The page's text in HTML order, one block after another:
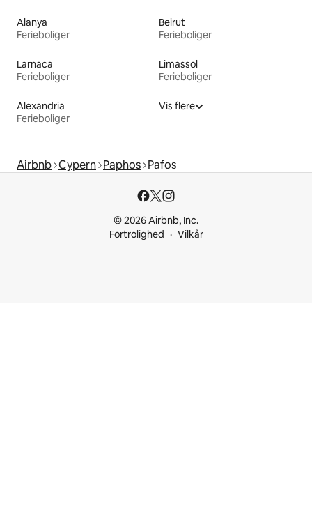
Alanya
Ferieboliger
Beirut
Ferieboliger
Larnaca
Ferieboliger
Limassol
Ferieboliger
Alexandria
Ferieboliger
Vis flere
Airbnb Cypern Paphos Pafos
© 2026 Airbnb, Inc.
Fortrolighed
Vilkår